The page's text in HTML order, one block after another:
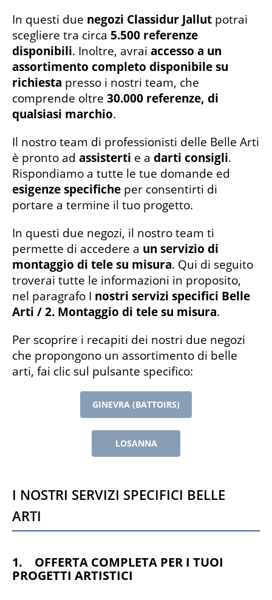
In questi due negozi Classidur Jallut potrai
scegliere tra circa 5.500 referenze
disponibili. Inoltre, avrai accesso a un
assortimento completo disponibile su
richiesta presso i nostri team, che
comprende oltre 30.000 referenze, di
qualsiasi marchio.
Il nostro team di professionisti delle Belle Arti
è pronto ad assisterti e a darti consigli.
Rispondiamo a tutte le tue domande ed
esigenze specifiche per consentirti di
portare a termine il tuo progetto.
In questi due negozi, il nostro team ti
permette di accedere a un servizio di
montaggio di tele su misura. Qui di seguito
troverai tutte le informazioni in proposito,
nel paragrafo I nostri servizi specifici Belle
Arti / 2. Montaggio di tele su misura.
Per scoprire i recapiti dei nostri due negozi
che propongono un assortimento di belle
arti, fai clic sul pulsante specifico:
GINEVRA (BATTOIRS)
LOSANNA
I nostri servizi specifici Belle
Arti
1. OFFERTA COMPLETA PER I TUOI
PROGETTI ARTISTICI